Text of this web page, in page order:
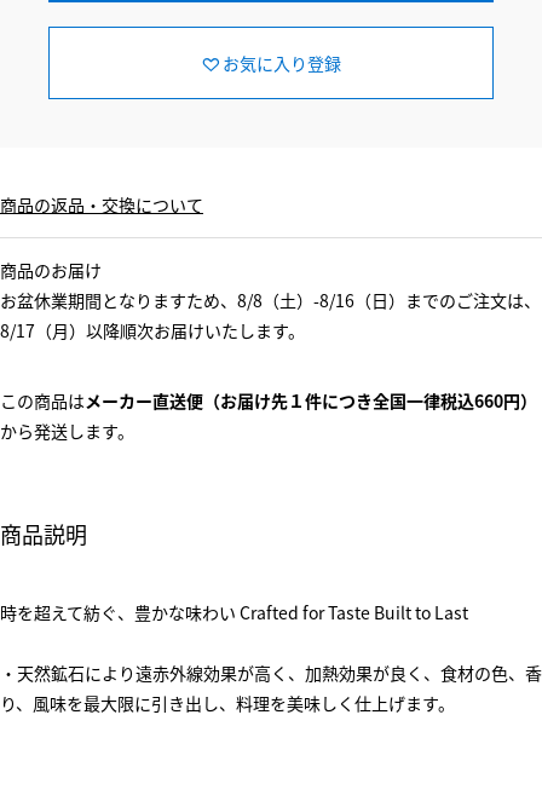
お気に入り登録
商品の返品・交換について
商品のお届け
お盆休業期間となりますため、8/8（土）-8/16（日）までのご注文は、
8/17（月）以降順次お届けいたします。
この商品はメーカー直送便（お届け先１件につき全国一律税込660円）
から発送します。
商品説明
時を超えて紡ぐ、豊かな味わい Crafted for Taste Built to Last
・天然鉱石により遠赤外線効果が高く、加熱効果が良く、食材の色、香
り、風味を最大限に引き出し、料理を美味しく仕上げます。